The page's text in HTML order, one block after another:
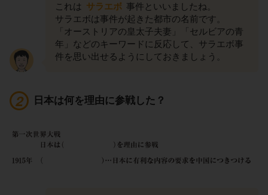
これは サラエボ 事件といいましたね。
サラエボは事件が起きた都市の名前です。
「オーストリアの皇太子夫妻」「セルビアの青
年」などのキーワードに反応して、サラエボ事
件を思い出せるようにしておきましょう。
日本は何を理由に参戦した？